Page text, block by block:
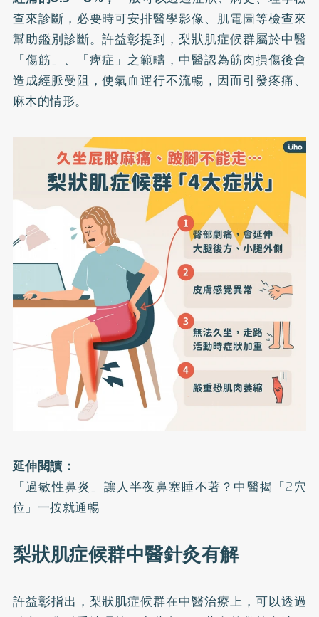
查來診斷，必要時可安排醫學影像、肌電圖等檢查來
幫助鑑別診斷。許益彰提到，梨狀肌症候群屬於中醫
「傷筋」、「痺症」之範疇，中醫認為筋肉損傷後會
造成經脈受阻，使氣血運行不流暢，因而引發疼痛、
麻木的情形。
延伸閱讀：
「過敏性鼻炎」讓人半夜鼻塞睡不著？中醫揭「2穴
位」一按就通暢
梨狀肌症候群中醫針灸有解
許益彰指出，梨狀肌症候群在中醫治療上，可以透過